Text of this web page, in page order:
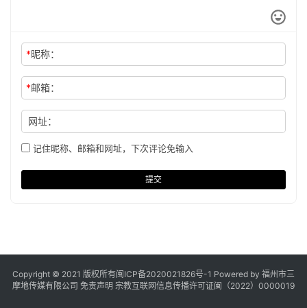
*昵称：
*邮箱：
网址：
记住昵称、邮箱和网址，下次评论免输入
提交
Copyright © 2021 版权所有闽ICP备2020021826号-1 Powered by 福州市三
摩地传媒有限公司 免责声明 宗教互联网信息传播许可证闽（2022）0000019